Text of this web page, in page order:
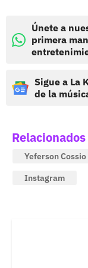
Únete a
primera
Sigue a La
de la
Relacionados
Yeferson Cossio
Instagram